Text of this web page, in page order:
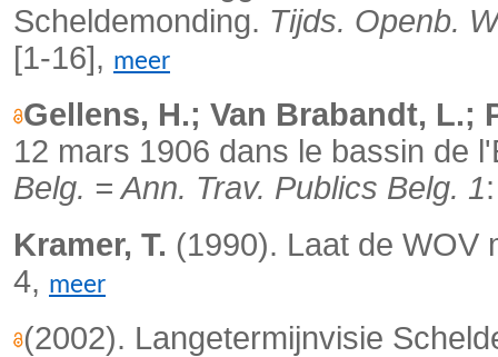
Scheldemonding. Tijds. Openb.
[1-16], meer
Gellens, H.; Van Brabandt, L.;
12 mars 1906 dans le bassin de
Belg. = Ann. Trav. Publics Belg. 1
Kramer, T. (1990). Laat de WOV
4, meer
(2002). Langetermijnvisie